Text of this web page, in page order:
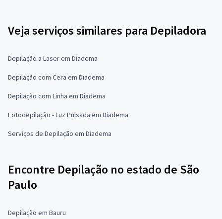
Veja serviços similares para Depiladora
Depilação a Laser em Diadema
Depilação com Cera em Diadema
Depilação com Linha em Diadema
Fotodepilação - Luz Pulsada em Diadema
Serviços de Depilação em Diadema
Encontre Depilação no estado de São
Paulo
Depilação em Bauru